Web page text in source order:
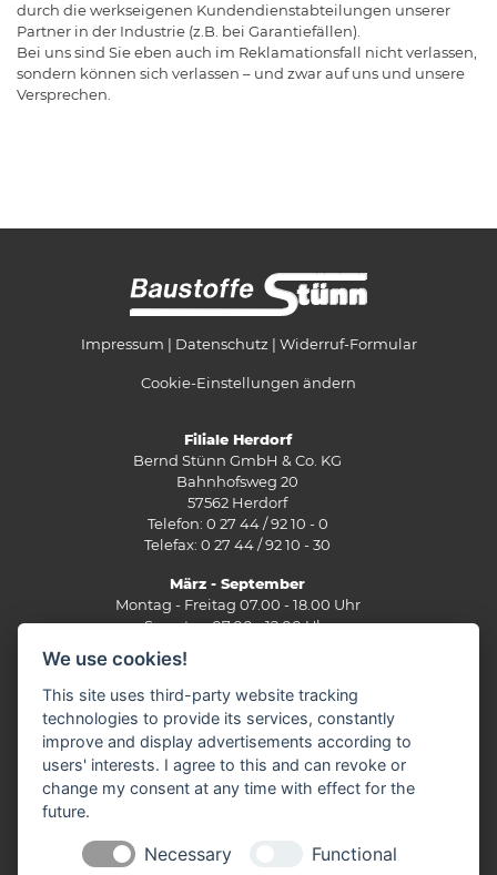
durch die werkseigenen Kundendienstabteilungen unserer
Partner in der Industrie (z.B. bei Garantiefällen).
Bei uns sind Sie eben auch im Reklamationsfall nicht verlassen,
sondern können sich verlassen – und zwar auf uns und unsere
Versprechen.
Impressum Datenschutz Widerruf-Formular
Cookie-Einstellungen ändern
Filiale Herdorf
Bernd Stünn GmbH & Co. KG
Bahnhofsweg 20
57562 Herdorf
Telefon: 0 27 44 / 92 10 - 0
Telefax: 0 27 44 / 92 10 - 30
März - September
Montag - Freitag 07.00 - 18.00 Uhr
Samstag 07.00 - 12.00 Uhr
Oktober - Februar
Montag - Freitag 07.30 - 17.30 Uhr
Samstag 07.30 - 12.00 Uhr
Filiale Burbach
Ernst-Heinkel-Straße 12
Fax: 0 27 36 / 49 10 62
E-Mail:
info(at)stuenn-baustoffe.de
We use cookies!
This site uses third-party website tracking
technologies to provide its services, constantly
improve and display advertisements according to
users' interests. I agree to this and can revoke or
change my consent at any time with effect for the
future.
Necessary Functional